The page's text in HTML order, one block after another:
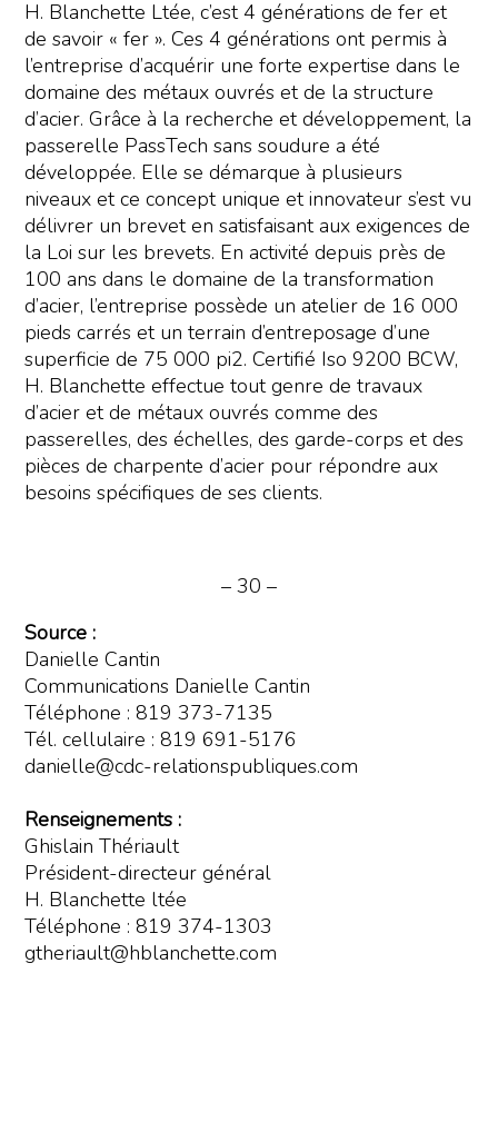
H. Blanchette Ltée, c’est 4 générations de fer et
de savoir « fer ». Ces 4 générations ont permis à
l’entreprise d’acquérir une forte expertise dans le
domaine des métaux ouvrés et de la structure
d’acier. Grâce à la recherche et développement, la
passerelle PassTech sans soudure a été
développée. Elle se démarque à plusieurs
niveaux et ce concept unique et innovateur s’est vu
délivrer un brevet en satisfaisant aux exigences de
la Loi sur les brevets. En activité depuis près de
100 ans dans le domaine de la transformation
d’acier, l’entreprise possède un atelier de 16 000
pieds carrés et un terrain d’entreposage d’une
superficie de 75 000 pi2. Certifié Iso 9200 BCW,
H. Blanchette effectue tout genre de travaux
d’acier et de métaux ouvrés comme des
passerelles, des échelles, des garde-corps et des
pièces de charpente d’acier pour répondre aux
besoins spécifiques de ses clients.
– 30 –
Source :
Danielle Cantin
Communications Danielle Cantin
Téléphone : 819 373-7135
Tél. cellulaire : 819 691-5176
danielle@cdc-relationspubliques.com
Renseignements :
Ghislain Thériault
Président-directeur général
H. Blanchette ltée
Téléphone : 819 374-1303
gtheriault@hblanchette.com